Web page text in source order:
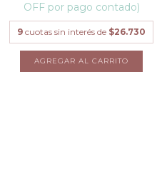
OFF por pago contado)
9 cuotas sin interés de $26.730